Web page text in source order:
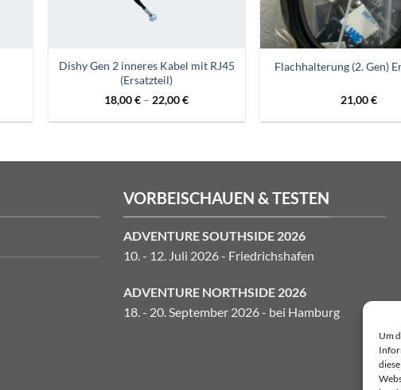
Um
Dishy Gen 2 inneres Kabel mit RJ45
(Ersatzteil)
18,00€ – 22,00€
Flachhalterung (2. Gen)
21,00€
VORBEISCHAUEN & TESTEN
ADVENTURE SOUTHSIDE 2026
10. - 12. Juli 2026 - Friedrichshafen
ADVENTURE NORTHSIDE 2026
18. - 20. September 2026 - bei Hamburg